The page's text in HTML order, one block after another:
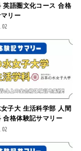
英語圏文化コース 合格
リー
子大 生活科学部 人間
合格体験記サマリー